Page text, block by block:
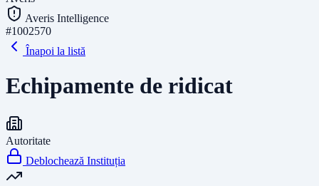
Averis Intelligence
#1002570
Înapoi la listă
Echipamente de ridicat
Autoritate
Deblochează Instituția